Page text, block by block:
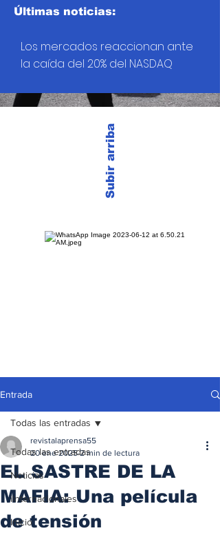
Subir arriba
Últimas noticias:
Los mercados reaccionan ante
la caída del 20% del NASDAQ
Entrada
Todas las entradas
Noticias
iInternacionales
Inicio
Todas las entradas
EL SASTRE DE LA
MAFIA: Una película
de tensión
revistalaprensa55
20 ene 2025 2 min de lectura